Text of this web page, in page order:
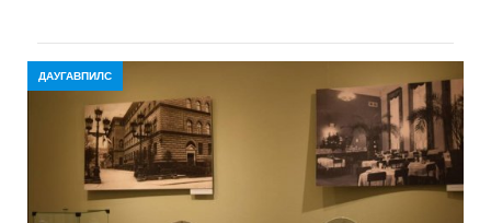
ДАУГАВПИЛС